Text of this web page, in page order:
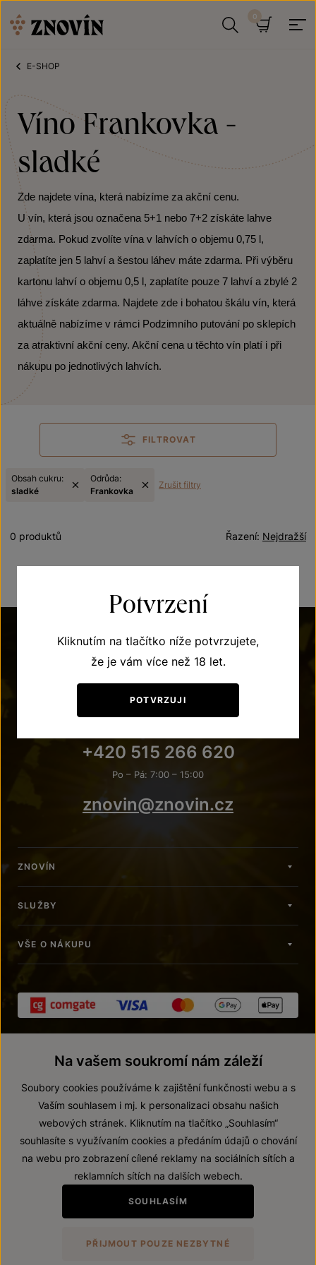
E-SHOP
Víno Frankovka -
sladké
Zde najdete vína, která nabízíme za akční cenu.
U vín, která jsou označena 5+1 nebo 7+2 získáte lahve
zdarma. Pokud zvolíte vína v lahvích o objemu 0,75 l,
zaplatíte jen 5 lahví a šestou láhev máte zdarma. Při výběru
kartonu lahví o objemu 0,5 l, zaplatíte pouze 7 lahví a zbylé 2
láhve získáte zdarma. Najdete zde i bohatou škálu vín, která
aktuálně nabízíme v rámci Podzimního putování po sklepích
za atraktivní akční ceny. Akční cena u těchto vín platí i při
nákupu po jednotlivých lahvích.
FILTROVAT
Obsah cukru:
sladké
Odrůda:
Frankovka
Zrušit filtry
Nejdražší
Řazení:
0 produktů
+420 515 266 620
Po – Pá: 7:00 – 15:00
znovin@znovin.cz
ZNOVÍN
SLUŽBY
VŠE O NÁKUPU
© 2026 ZNOVÍN ZNOJMO, a. s.
Prohlášení o přístupnosti
Zákaz prodeje alkoholických nápojů osobám mladším 18 let.
VytvořilwebProgress
Potvrzení
Kliknutím na tlačítko níže potvrzujete,
že je vám více než 18 let.
POTVRZUJI
Na vašem soukromí nám záleží
Soubory cookies používáme k zajištění funkčnosti webu a s
Vaším souhlasem i mj. k personalizaci obsahu našich
webových stránek. Kliknutím na tlačítko „Souhlasím“
souhlasíte s využívaním cookies a předáním údajů o chování
na webu pro zobrazení cílené reklamy na sociálních sítích a
reklamních sítích na dalších webech.
SOUHLASÍM
PŘIJMOUT POUZE NEZBYTNÉ